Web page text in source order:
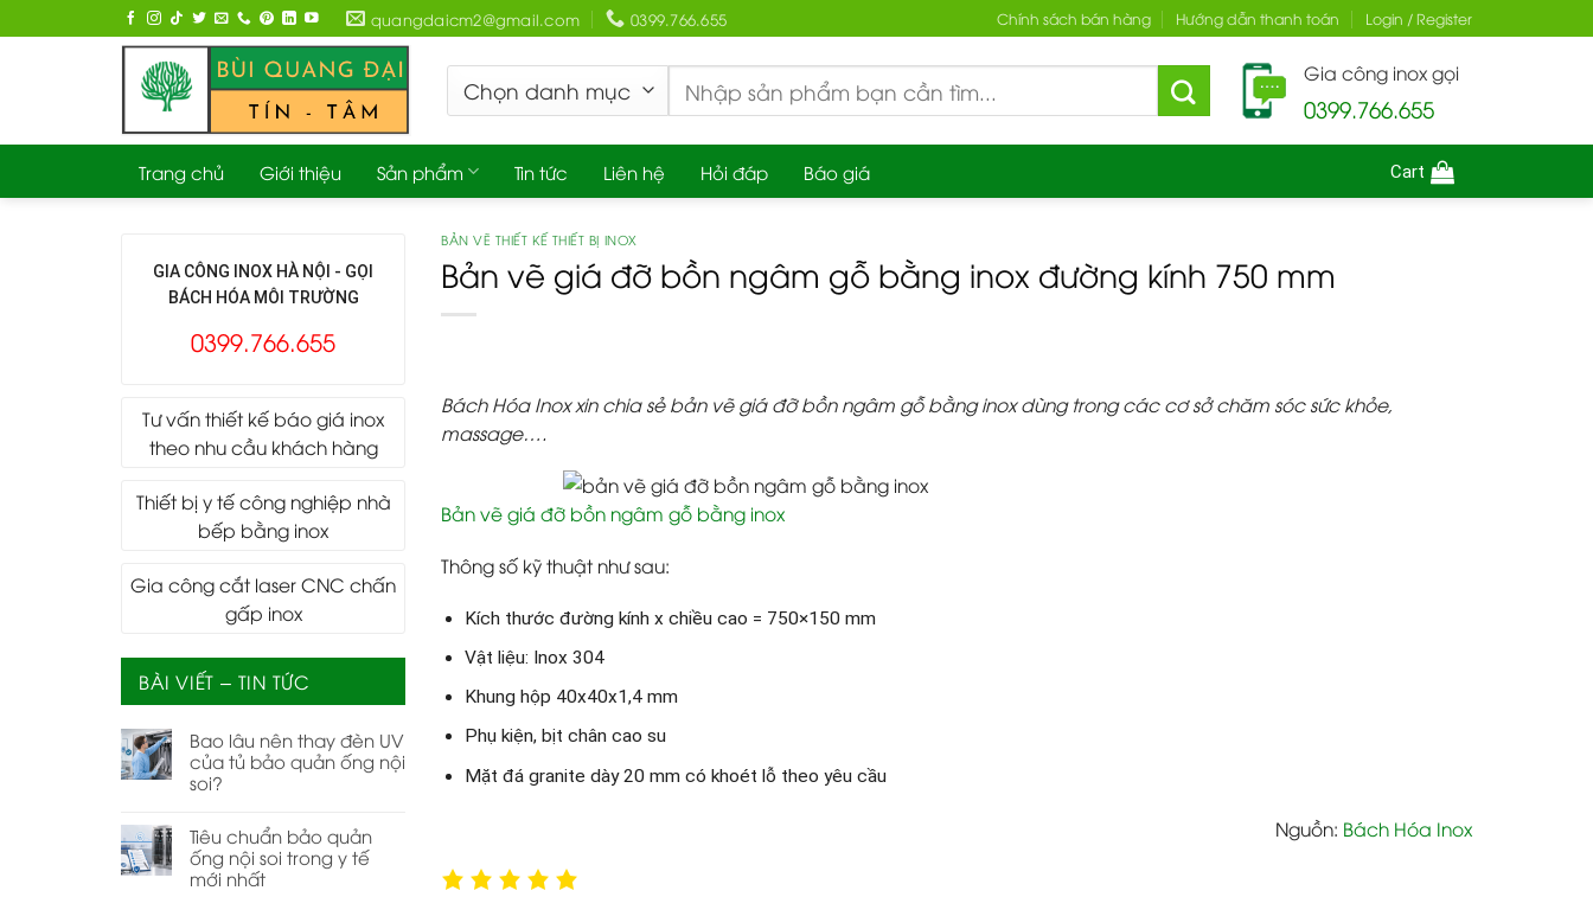
to
quangdaicm2@gmail.com 0399.766.655 Chính sách bán hàng Hướng dẫn thanh toán Login / Register
Search
for:
Gia công inox gọi
0399.766.655
Trang chủ Giới thiệu Sản phẩm Tin tức Liên hệ Hỏi đáp Báo giá Cart
GIA CÔNG INOX HÀ NỘI - GỌI
BÁCH HÓA MÔI TRƯỜNG
0399.766.655
Tư vấn thiết kế báo giá inox
theo nhu cầu khách hàng
Thiết bị y tế công nghiệp nhà
bếp bằng inox
Gia công cắt laser CNC chấn
gấp inox
BÀI VIẾT – TIN TỨC
Bao lâu nên thay đèn UV
của tủ bảo quản ống nội
soi?
Tiêu chuẩn bảo quản
ống nội soi trong y tế
mới nhất
BẢN VẼ THIẾT KẾ THIẾT BỊ INOX
Bản vẽ giá đỡ bồn ngâm gỗ bằng inox đường kính 750 mm
Bách Hóa Inox xin chia sẻ bản vẽ giá đỡ bồn ngâm gỗ bằng inox dùng trong các cơ sở chăm sóc sức khỏe,
massage….
Bản vẽ giá đỡ bồn ngâm gỗ bằng inox
Thông số kỹ thuật như sau:
Kích thước đường kính x chiều cao = 750×150 mm
Vật liệu: Inox 304
Khung hộp 40x40x1,4 mm
Phụ kiện, bịt chân cao su
Mặt đá granite dày 20 mm có khoét lỗ theo yêu cầu
Nguồn: Bách Hóa Inox